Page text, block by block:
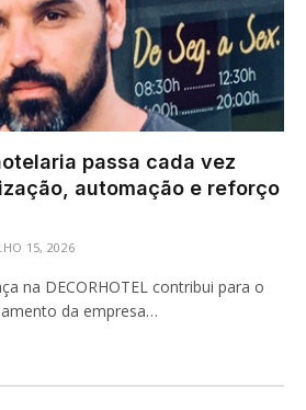
passa cada vez
automação e reforço
15, 2026
na DECORHOTEL contribui para o
da empresa…